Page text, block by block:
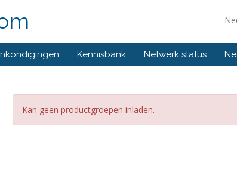
Kennisbank Netwerk status
Kan geen productgroepen inladen.